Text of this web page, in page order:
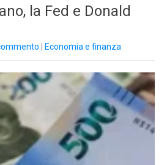
la Fed e Donald
Economia e finanza